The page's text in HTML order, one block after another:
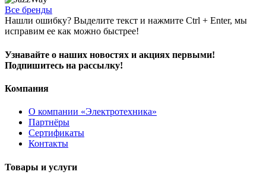
Все бренды
Нашли ошибку? Выделите текст и нажмите Ctrl + Enter, мы
исправим ее как можно быстрее!
Узнавайте о наших новостях и акциях первыми!
Подпишитесь на рассылку!
Компания
О компании «Электротехника»
Партнёры
Сертификаты
Контакты
Товары и услуги